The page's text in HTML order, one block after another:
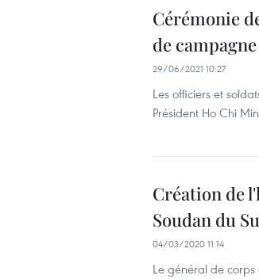
Cérémonie
de
29/06/2021 10:27
Les officiers et
Président Ho Chi
Création de
Soudan du
04/03/2020 11:14
Le général de